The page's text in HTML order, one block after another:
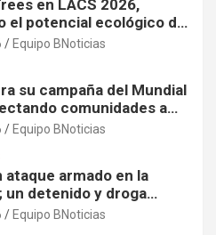
en LACS 2026,
el potencial ecológico de
Equipo BNoticias
su campaña del Mundial
comunidades a
exclusivas
Equipo BNoticias
ataque armado en la
un detenido y droga
tras persecución
Equipo BNoticias